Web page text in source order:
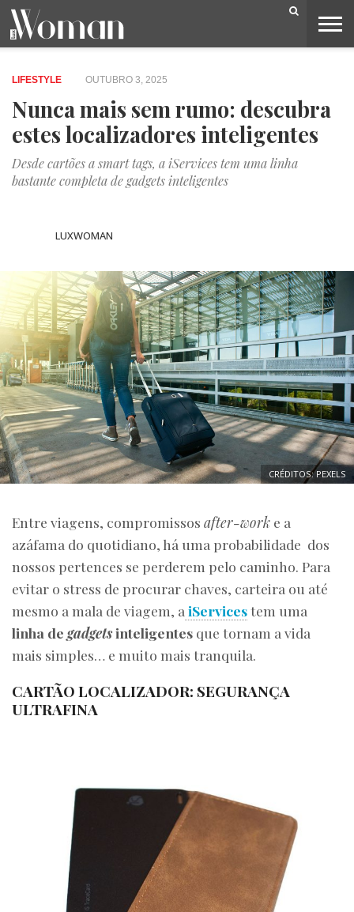
BELEZA
CAPA
LIFESTYLE
MODA
OPINIÃO
PESSOAS
SOCIEDADE
VIDEOS
LIFESTYLE OUTUBRO 3, 2025
Nunca mais sem rumo: descubra
estes localizadores inteligentes
Desde cartões a smart tags, a iServices tem uma linha
bastante completa de gadgets inteligentes
LUXWOMAN
CRÉDITOS: PEXELS
Entre viagens, compromissos after-work e a
azáfama do quotidiano, há uma probabilidade dos
nossos pertences se perderem pelo caminho. Para
evitar o stress de procurar chaves, carteira ou até
mesmo a mala de viagem, a iServicestem uma
linha de gadgetsinteligentes que tornam a vida
mais simples… e muito mais tranquila.
CARTÃO LOCALIZADOR: SEGURANÇA
ULTRAFINA